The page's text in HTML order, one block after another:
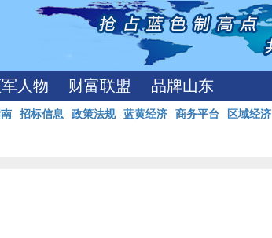
人物 财富联盟 品牌山东
招标信息 政策法规 蓝黄经济 商务平台 区域经济